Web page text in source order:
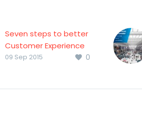
Seven steps to better
Customer Experience
Management
0
09 Sep 2015